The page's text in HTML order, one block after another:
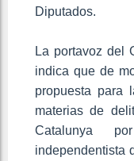
Diputados.
La portavoz del
indica que de
propuesta para
materias de
Catalunya
independentista